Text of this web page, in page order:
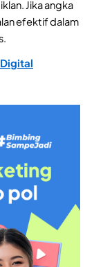
Jika angka
efektif dalam